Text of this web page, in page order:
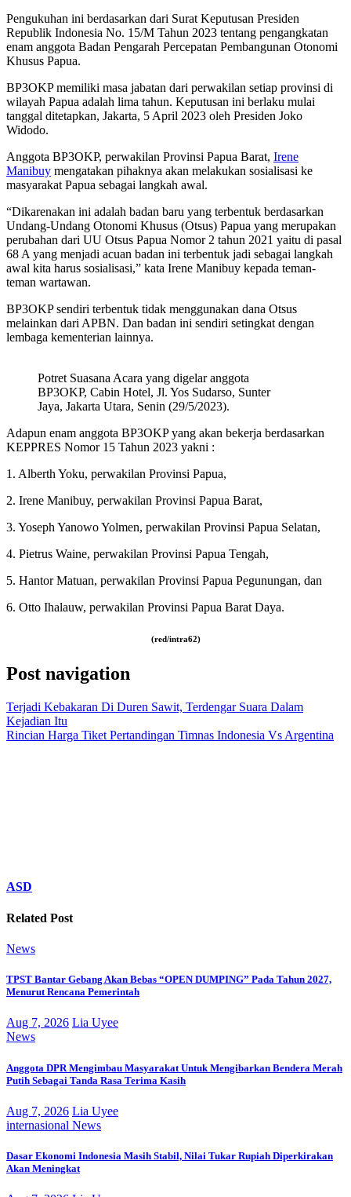
Pengukuhan ini berdasarkan dari Surat Keputusan Presiden
Republik Indonesia No. 15/M Tahun 2023 tentang pengangkatan
enam anggota Badan Pengarah Percepatan Pembangunan Otonomi
Khusus Papua.
BP3OKP memiliki masa jabatan dari perwakilan setiap provinsi di
wilayah Papua adalah lima tahun. Keputusan ini berlaku mulai
tanggal ditetapkan, Jakarta, 5 April 2023 oleh Presiden Joko
Widodo.
Anggota BP3OKP, perwakilan Provinsi Papua Barat, Irene
Manibuy mengatakan pihaknya akan melakukan sosialisasi ke
masyarakat Papua sebagai langkah awal.
“Dikarenakan ini adalah badan baru yang terbentuk berdasarkan
Undang-Undang Otonomi Khusus (Otsus) Papua yang merupakan
perubahan dari UU Otsus Papua Nomor 2 tahun 2021 yaitu di pasal
68 A yang menjadi acuan badan ini terbentuk jadi sebagai langkah
awal kita harus sosialisasi,” kata Irene Manibuy kepada teman-
teman wartawan.
BP3OKP sendiri terbentuk tidak menggunakan dana Otsus
melainkan dari APBN. Dan badan ini sendiri setingkat dengan
lembaga kementerian lainnya.
Potret Suasana Acara yang digelar anggota
BP3OKP, Cabin Hotel, Jl. Yos Sudarso, Sunter
Jaya, Jakarta Utara, Senin (29/5/2023).
Adapun enam anggota BP3OKP yang akan bekerja berdasarkan
KEPPRES Nomor 15 Tahun 2023 yakni :
1. Alberth Yoku, perwakilan Provinsi Papua,
2. Irene Manibuy, perwakilan Provinsi Papua Barat,
3. Yoseph Yanowo Yolmen, perwakilan Provinsi Papua Selatan,
4. Pietrus Waine, perwakilan Provinsi Papua Tengah,
5. Hantor Matuan, perwakilan Provinsi Papua Pegunungan, dan
6. Otto Ihalauw, perwakilan Provinsi Papua Barat Daya.
(red/intra62)
Post navigation
Terjadi Kebakaran Di Duren Sawit, Terdengar Suara Dalam
Kejadian Itu
Rincian Harga Tiket Pertandingan Timnas Indonesia Vs Argentina
ASD
Related Post
News
TPST Bantar Gebang Akan Bebas “OPEN DUMPING” Pada Tahun 2027,
Menurut Rencana Pemerintah
Aug 7, 2026 Lia Uyee
News
Anggota DPR Mengimbau Masyarakat Untuk Mengibarkan Bendera Merah
Putih Sebagai Tanda Rasa Terima Kasih
Aug 7, 2026 Lia Uyee
internasional News
Dasar Ekonomi Indonesia Masih Stabil, Nilai Tukar Rupiah Diperkirakan
Akan Meningkat